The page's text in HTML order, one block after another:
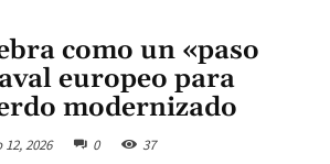
como un «paso
europeo para
modernizado
2026 0 37